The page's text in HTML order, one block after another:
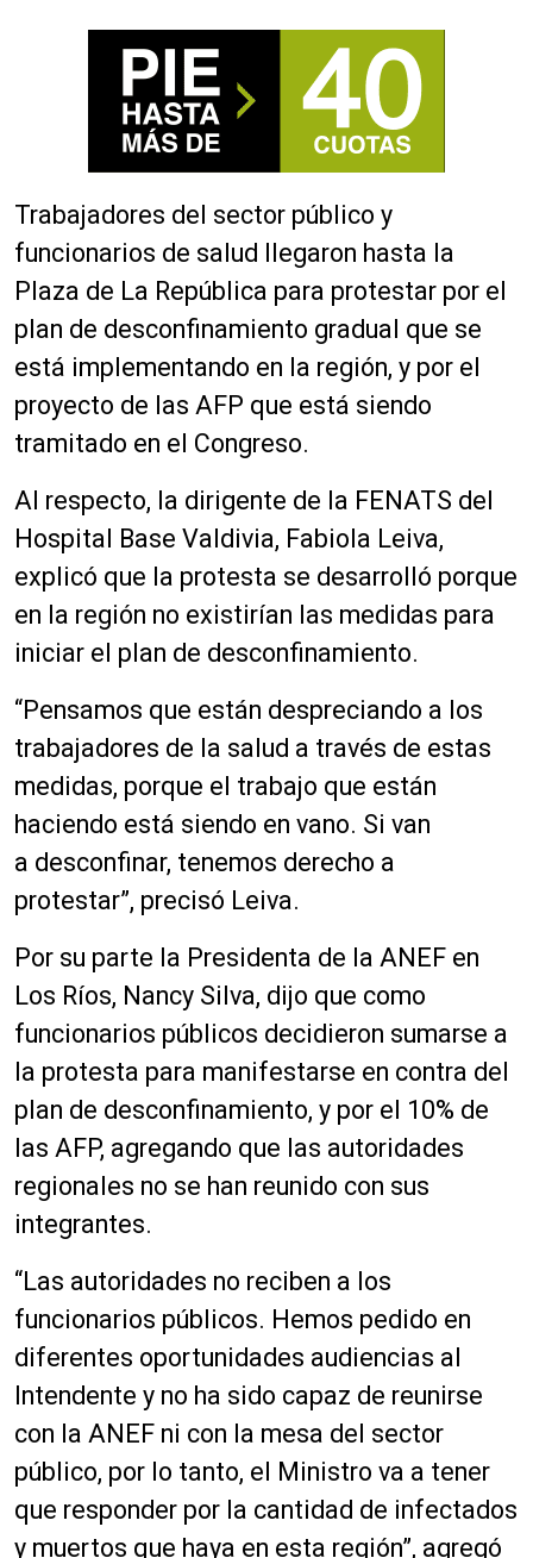
Trabajadores del sector público y
funcionarios de salud llegaron hasta la
Plaza de La República para protestar por el
plan de desconfinamiento gradual que se
está implementando en la región, y por el
proyecto de las AFP que está siendo
tramitado en el Congreso.
Al respecto, la dirigente de la FENATS del
Hospital Base Valdivia, Fabiola Leiva,
explicó que la protesta se desarrolló porque
en la región no existirían las medidas para
iniciar el plan de desconfinamiento.
“Pensamos que están despreciando a los
trabajadores de la salud a través de estas
medidas, porque el trabajo que están
haciendo está siendo en vano. Si van
a desconfinar, tenemos derecho a
protestar”, precisó Leiva.
Por su parte la Presidenta de la ANEF en
Los Ríos, Nancy Silva, dijo que como
funcionarios públicos decidieron sumarse a
la protesta para manifestarse en contra del
plan de desconfinamiento, y por el 10% de
las AFP, agregando que las autoridades
regionales no se han reunido con sus
integrantes.
“Las autoridades no reciben a los
funcionarios públicos. Hemos pedido en
diferentes oportunidades audiencias al
Intendente y no ha sido capaz de reunirse
con la ANEF ni con la mesa del sector
público, por lo tanto, el Ministro va a tener
que responder por la cantidad de infectados
y muertos que haya en esta región”, agregó